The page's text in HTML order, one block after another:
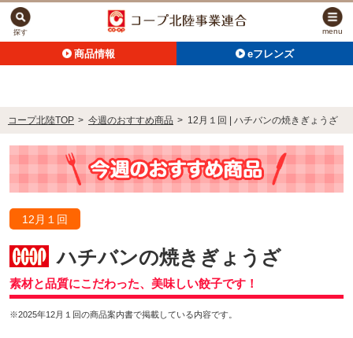
商品情報 eフレンズ
探す menu
コープ北陸TOP > 今週のおすすめ商品 > 12月１回 | ハチバンの焼きぎょうざ
12月１回
ハチバンの焼きぎょうざ
素材と品質にこだわった、美味しい餃子です！
※2025年12月１回の商品案内書で掲載している内容です。